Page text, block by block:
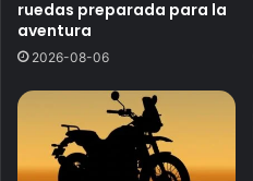
ruedas preparada para la
aventura
2026-08-06